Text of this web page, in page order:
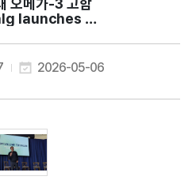
launches hi
2026-05-06